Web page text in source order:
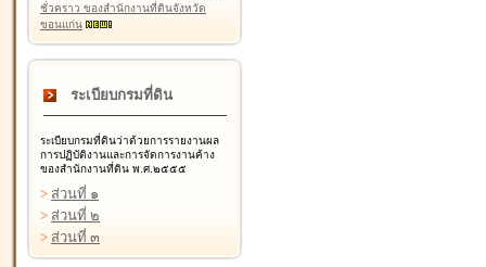
ชั่วคราว ของสำนักงานที่ดินจังหวัด
ขอนแก่น
ระเบียบกรมที่ดิน
ระเบียบกรมที่ดินว่าด้วยการรายงานผล
การปฏิบัติงานและการจัดการงานค้าง
ของสำนักงานที่ดิน พ.ศ.๒๕๕๕
> ส่วนที่ ๑
> ส่วนที่ ๒
> ส่วนที่ ๓